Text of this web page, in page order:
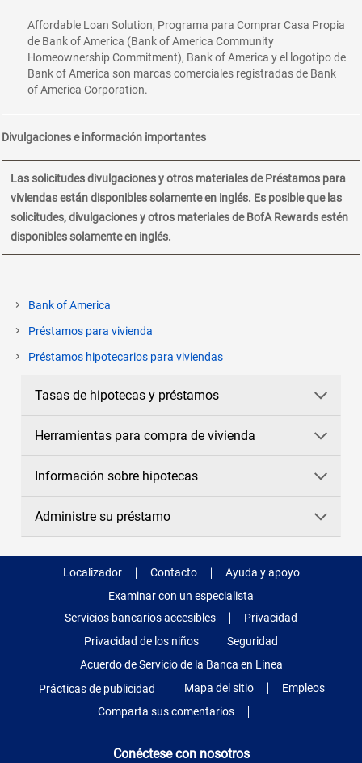
Affordable Loan Solution, Programa para Comprar Casa Propia
de Bank of America (Bank of America Community
Homeownership Commitment), Bank of America y el logotipo de
Bank of America son marcas comerciales registradas de Bank
of America Corporation.
Divulgaciones e información importantes
Las solicitudes divulgaciones y otros materiales de Préstamos para
viviendas están disponibles solamente en inglés. Es posible que las
solicitudes, divulgaciones y otros materiales de BofA Rewards estén
disponibles solamente en inglés.
Bank of America
Préstamos para vivienda
Préstamos hipotecarios para viviendasp&aacute;gina
actual
Tasas de hipotecas y préstamos
Herramientas para compra de vivienda
Información sobre hipotecas
Administre su préstamo
Localizador Contacto
Ayuda y apoyo
Examinar con un especialista
Servicios bancarios accesibles
Privacidad
Privacidad de los niños
Seguridad
Acuerdo de Servicio de la Banca en Línea
Prácticas de publicidad
Mapa del sitio
Empleos
Comparta sus comentarios
Conéctese con nosotros